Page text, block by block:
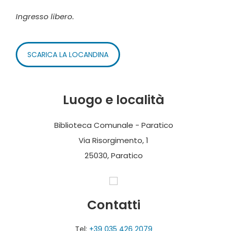
Ingresso libero.
SCARICA LA LOCANDINA
Luogo e località
Biblioteca Comunale - Paratico
Via Risorgimento, 1
25030, Paratico
Contatti